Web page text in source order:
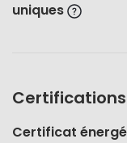
uniques
Certificat